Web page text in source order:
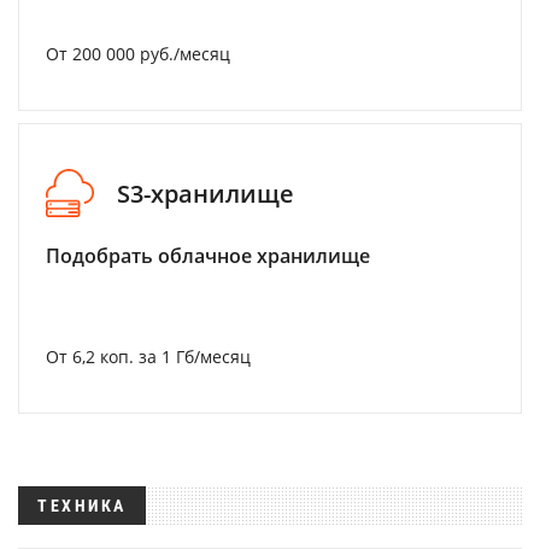
От 200 000 руб./месяц
S3-хранилище
Подобрать облачное хранилище
От 6,2 коп. за 1 Гб/месяц
ТЕХНИКА